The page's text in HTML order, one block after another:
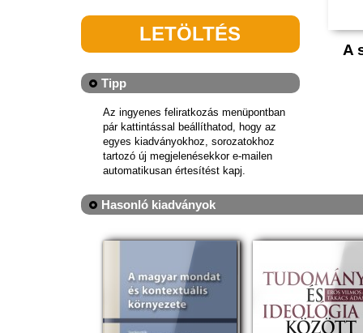
LETÖLTÉS
Tipp
Az ingyenes feliratkozás menüpontban
pár kattintással beállíthatod, hogy az
egyes kiadványokhoz, sorozatokhoz
tartozó új megjelenésekkor e-mailen
automatikusan értesítést kapj.
A
Hasonló kiadványok